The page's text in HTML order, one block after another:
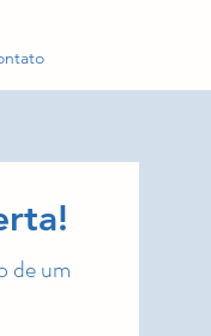
de um